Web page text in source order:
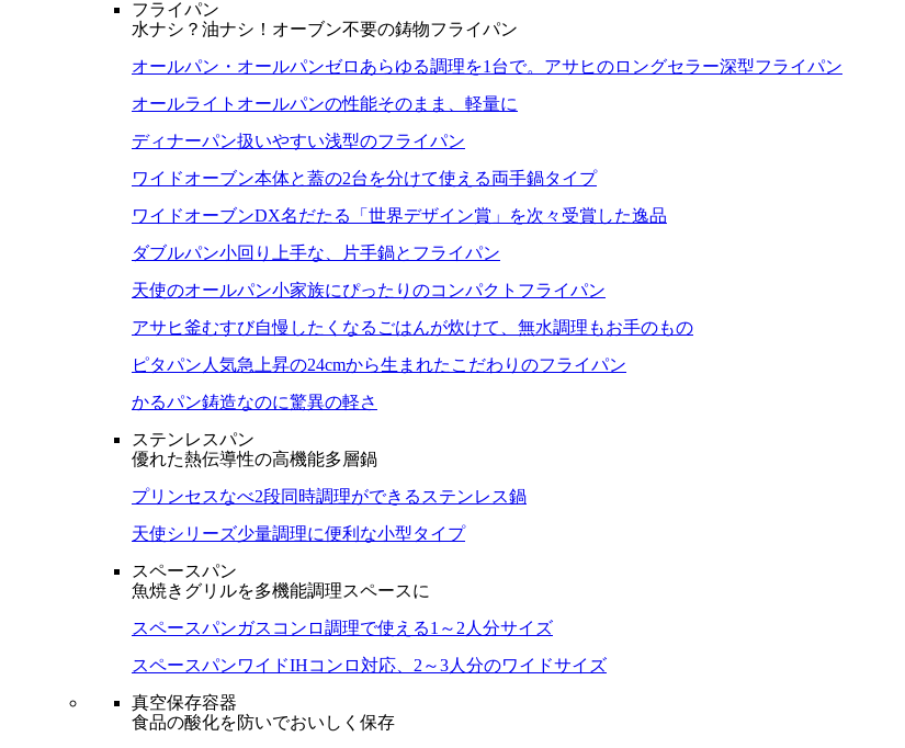
フライパン
水ナシ？油ナシ！オーブン不要の鋳物フライパン
オールパン・オールパンゼロ あらゆる調理を1台で。アサヒのロングセラー深型フライパン
オールライト オールパンの性能そのまま、軽量に
ディナーパン扱いやすい浅型のフライパン
ワイドオーブン本体と蓋の2台を分けて使える両手鍋タイプ
ワイドオーブンDX名だたる「世界デザイン賞」を次々受賞した逸品
ダブルパン小回り上手な、片手鍋とフライパン
天使のオールパン小家族にぴったりのコンパクトフライパン
アサヒ釜むすび自慢したくなるごはんが炊けて、無水調理もお手のもの
ピタパン 人気急上昇の24cmから生まれたこだわりのフライパン
かるパン鋳造なのに驚異の軽さ
ステンレスパン
優れた熱伝導性の高機能多層鍋
プリンセスなべ2段同時調理ができるステンレス鍋
天使シリーズ少量調理に便利な小型タイプ
スペースパン
魚焼きグリルを多機能調理スペースに
スペースパンガスコンロ調理で使える1～2人分サイズ
スペースパンワイドIHコンロ対応、2～3人分のワイドサイズ
真空保存容器
食品の酸化を防いでおいしく保存